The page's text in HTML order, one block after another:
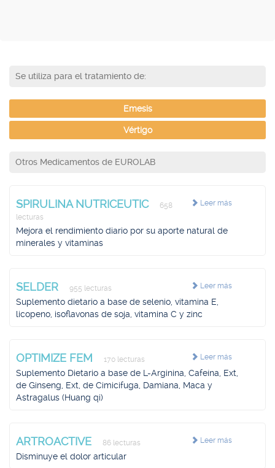
Se utiliza para el tratamiento de:
Emesis
Vértigo
Otros Medicamentos de EUROLAB
Leer más
SPIRULINA NUTRICEUTIC
658
lecturas
Mejora el rendimiento diario por su aporte natural de
minerales y vitaminas
Leer más
SELDER 955 lecturas
Suplemento dietario a base de selenio, vitamina E,
licopeno, isoflavonas de soja, vitamina C y zinc
Leer más
OPTIMIZE FEM 170 lecturas
Suplemento Dietario a base de L-Arginina, Cafeína, Ext,
de Ginseng, Ext, de Cimicifuga, Damiana, Maca y
Astragalus (Huang qi)
Leer más
ARTROACTIVE 86 lecturas
Disminuye el dolor articular